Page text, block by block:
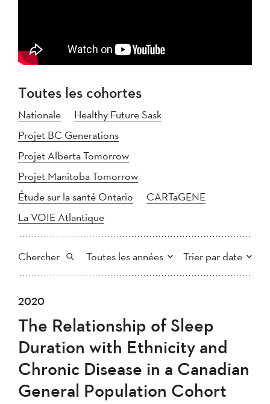
Toutes les cohortes
Nationale
Healthy Future Sask
Projet BC Generations
Projet Alberta Tomorrow
Projet Manitoba Tomorrow
Étude sur la santé Ontario
CARTaGENE
La VOIE Atlantique
Chercher Toutes les années Trier par date
Tout
2023
2022
2020
2019
2018
2017
2016
2015
2014
2013
2012
2011
2010
2008
Plus récent au plus ancien
Plus ancien au plus récent
Appliquer
2020
The Relationship of Sleep
Duration with Ethnicity and
Chronic Disease in a Canadian
General Population Cohort